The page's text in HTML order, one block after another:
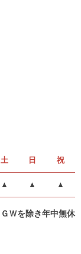
土 日 祝
▲ ▲ ▲
Ｗを除き年中無休